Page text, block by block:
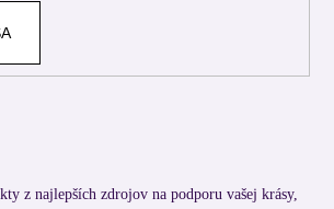
z najlepších zdrojov na podporu vašej krásy,